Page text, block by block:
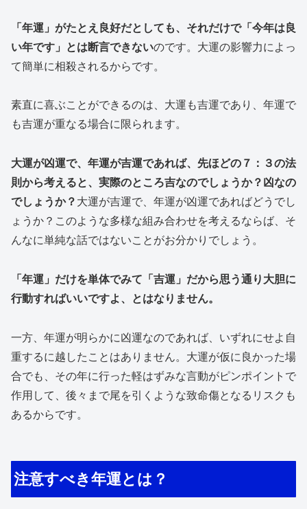
「年運」がたとえ良好だとしても、それだけで「今年は良
い年です」とは断言できないのです。大運の影響力によっ
て簡単に相殺されるからです。
素直に喜ぶことができるのは、大運も吉運であり、年運で
も吉運が重なる場合に限られます。
大運が凶運で、年運が吉運であれば、先ほどの７：３の法
則から考えると、実際のところ吉なのでしょうか？凶なの
でしょうか？ 大運が吉運で、年運が凶運であればどうでし
ょうか？このような多様な組み合わせを考えるならば、そ
んなに単純な話ではないことがお分かりでしょう。
「年運」だけを単体でみて「吉運」だから思う通り大胆に
行動すればいいですよ、とはなりません。
一方、年運が明らかに凶運なのであれば、いずれにせよ自
重するに越したことはありません。大運が仮に良かった場
合でも、その年に行った軽はずみな言動がピンポイントで
作用して、後々まで尾を引くような致命傷となるリスクも
あるからです。
注意すべき年運とは？